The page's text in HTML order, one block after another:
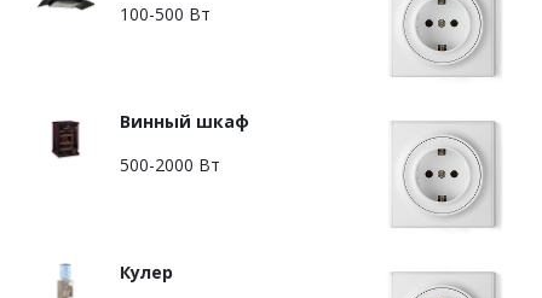
100-500 Вт
Винный шкаф
500-2000 Вт
Кулер